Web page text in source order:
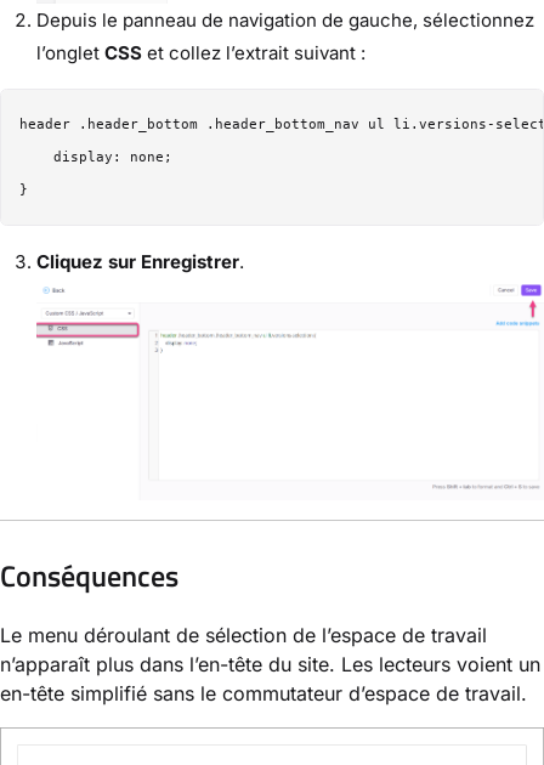
Depuis le panneau de navigation de gauche, sélectionnez
l’onglet CSS et collez l’extrait suivant :
header .header_bottom .header_bottom_nav ul li.versions-
display: none;
Cliquez sur Enregistrer.
Conséquences
Le menu déroulant de sélection de l’espace de travail
n’apparaît plus dans l’en-tête du site. Les lecteurs voient un
en-tête simplifié sans le commutateur d’espace de travail.